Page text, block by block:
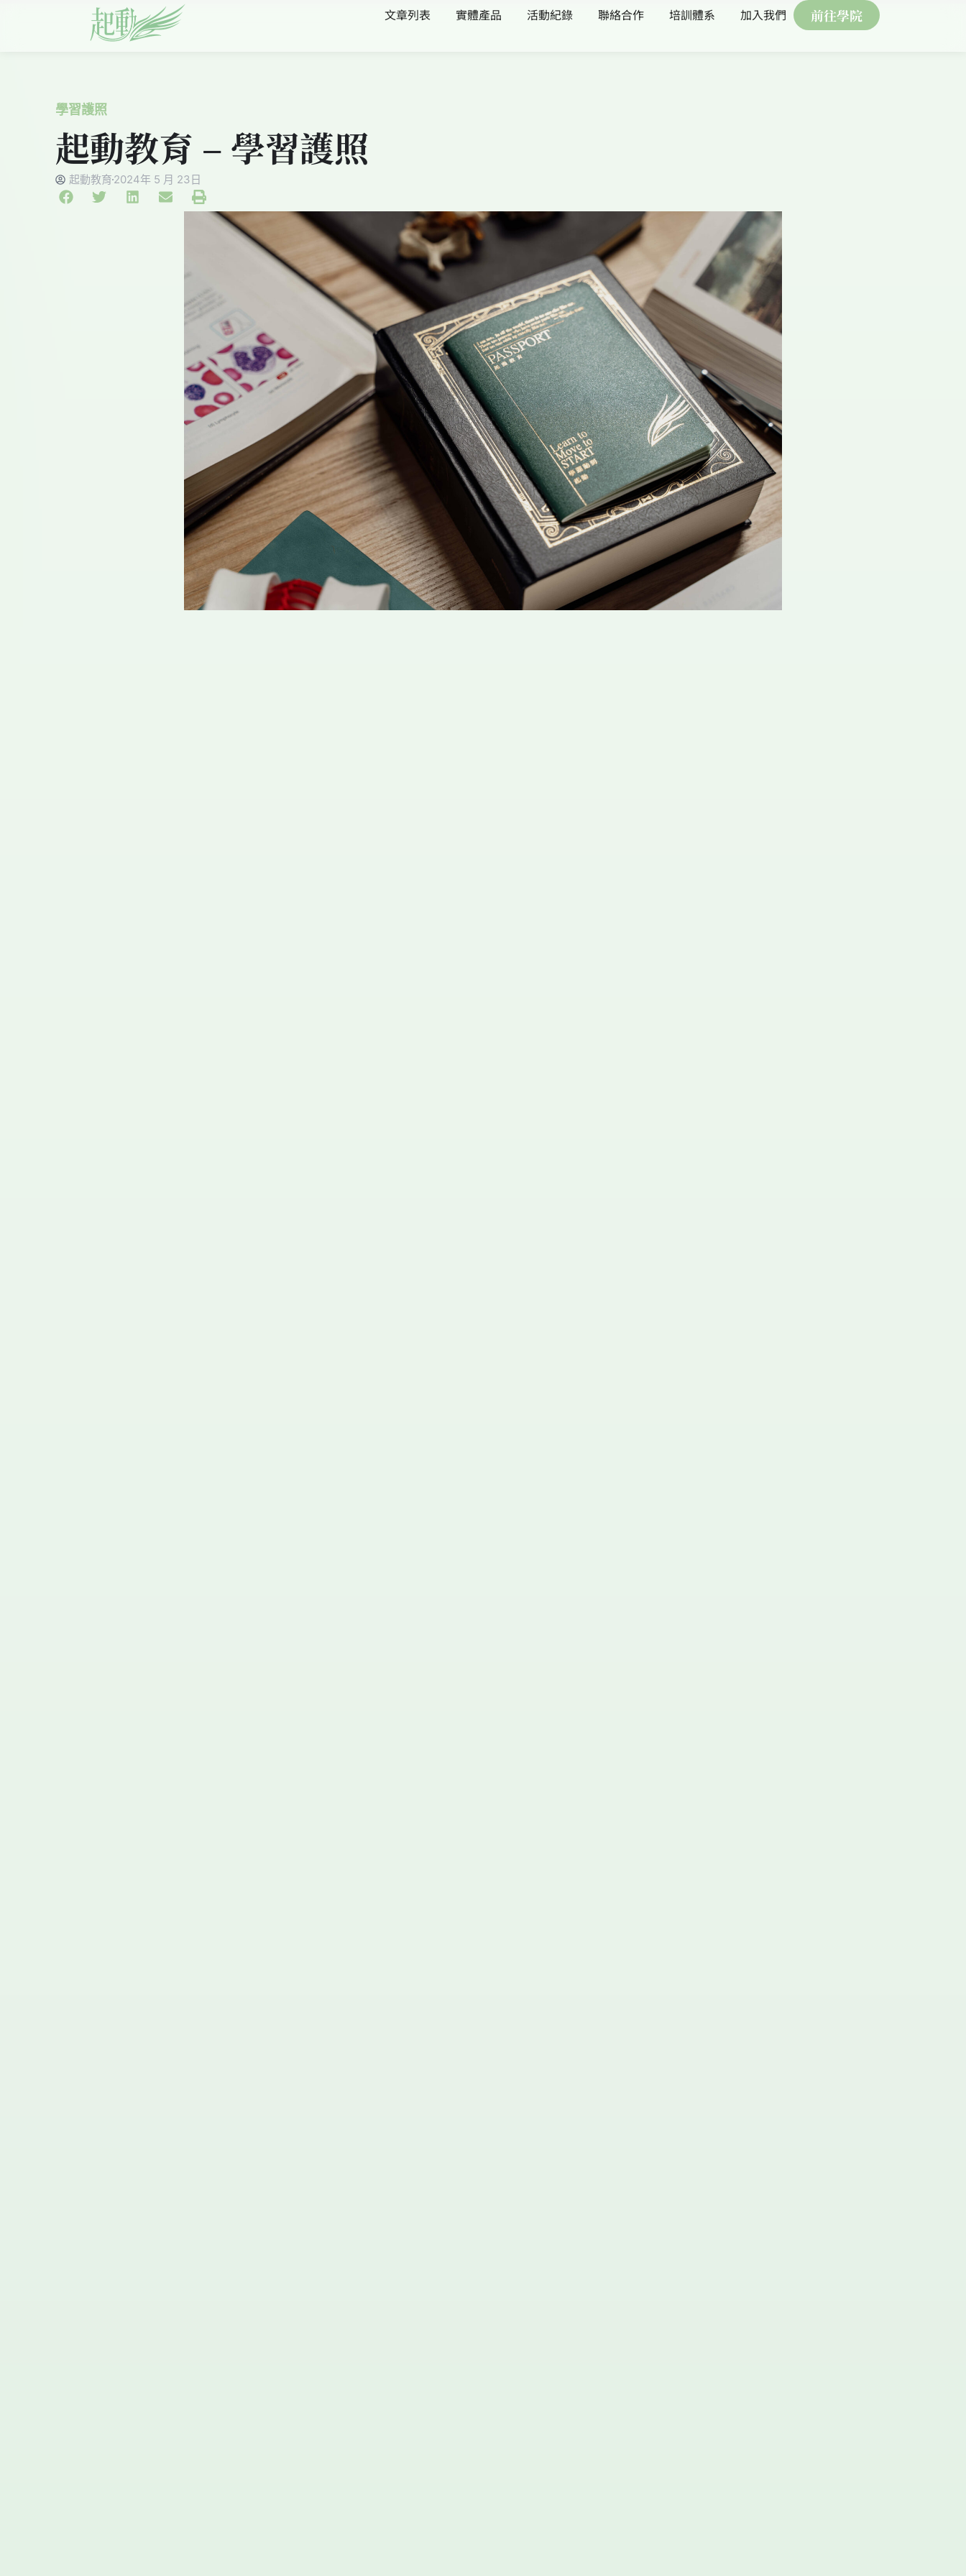
文章列表 實體產品 活動紀錄 聯絡合作 培訓體系 加入我們 前往學院
學習護照
起動教育 – 學習護照
起動教育2024年 5 月 23日